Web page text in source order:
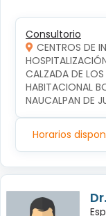
Consultorio
CENTROS DE
CALZADA DE
HABITACIONAL
NAUCALPAN DE
Horarios